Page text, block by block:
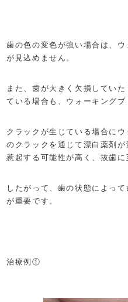
歯の色の変色が強い場合は、
が見込めません。
また、歯が大きく欠損してい
ている場合も、ウォーキングブ
クラックが生じている場合に
のクラックを通じて漂白薬剤
惹起する可能性が高く、抜歯に
したがって、歯の状態によっ
が重要です。
治療例①